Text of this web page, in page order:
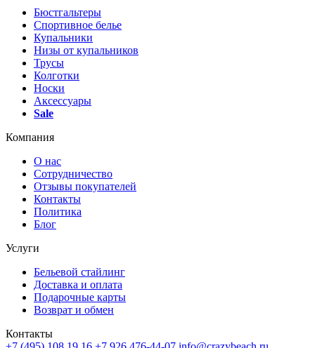
Бюстгальтеры
Спортивное белье
Купальники
Низы от купальников
Трусы
Колготки
Носки
Аксессуары
Sale
Компания
О нас
Сотрудничество
Отзывы покупателей
Контакты
Политика
Блог
Услуги
Бельевой стайлинг
Доставка и оплата
Подарочные карты
Возврат и обмен
Контакты